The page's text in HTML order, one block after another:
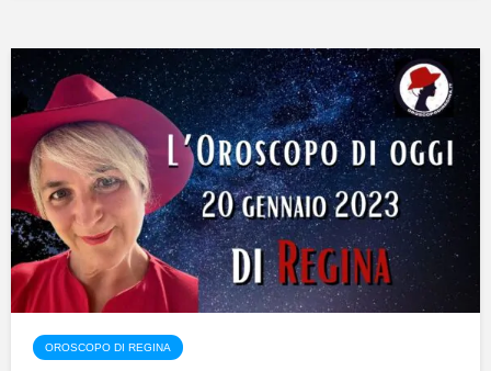
OROSCOPO DI REGINA